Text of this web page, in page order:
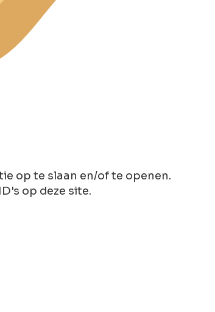
op te slaan en/of te openen.
op deze site.